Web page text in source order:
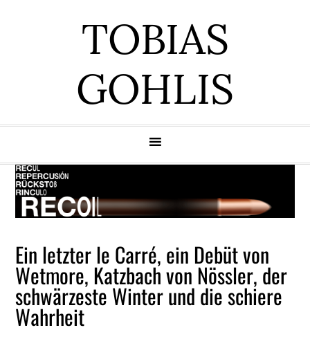
TOBIAS
GOHLIS
Ein letzter le Carré, ein Debüt von
Wetmore, Katzbach von Nössler, der
schwärzeste Winter und die schiere
Wahrheit